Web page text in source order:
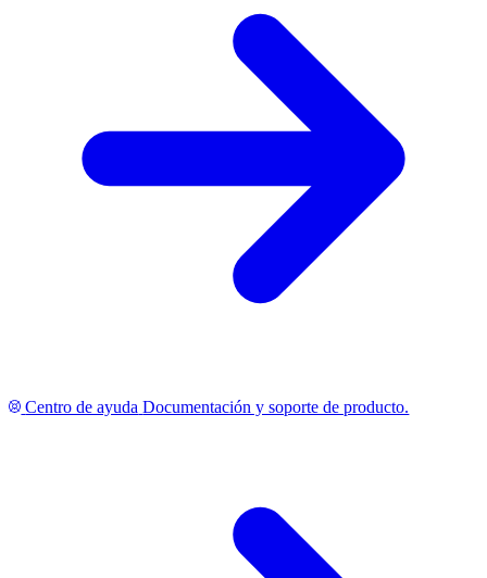
Centro de ayuda Documentación y soporte de producto.